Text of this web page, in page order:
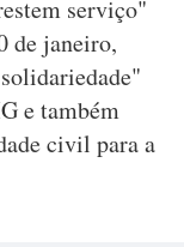
serviço"
de janeiro,
e também
civil para a